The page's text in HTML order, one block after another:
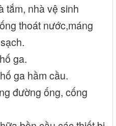
tắm, nhà vệ sinh
thoát nước,máng
ga.
ga hầm cầu.
đường ống, cống